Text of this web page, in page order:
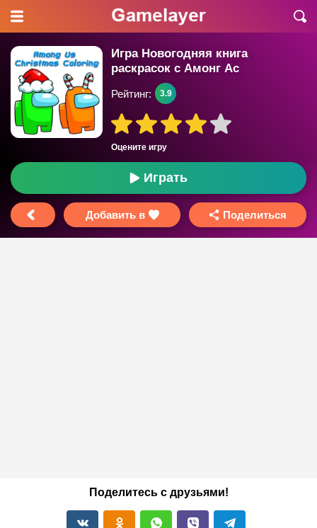
Игра Новогодняя книга
раскрасок с Амонг Ас
Оцените игру
Рейтинг: 3.9
Играть
Добавить в Поделиться
Поделитесь с друзьями!